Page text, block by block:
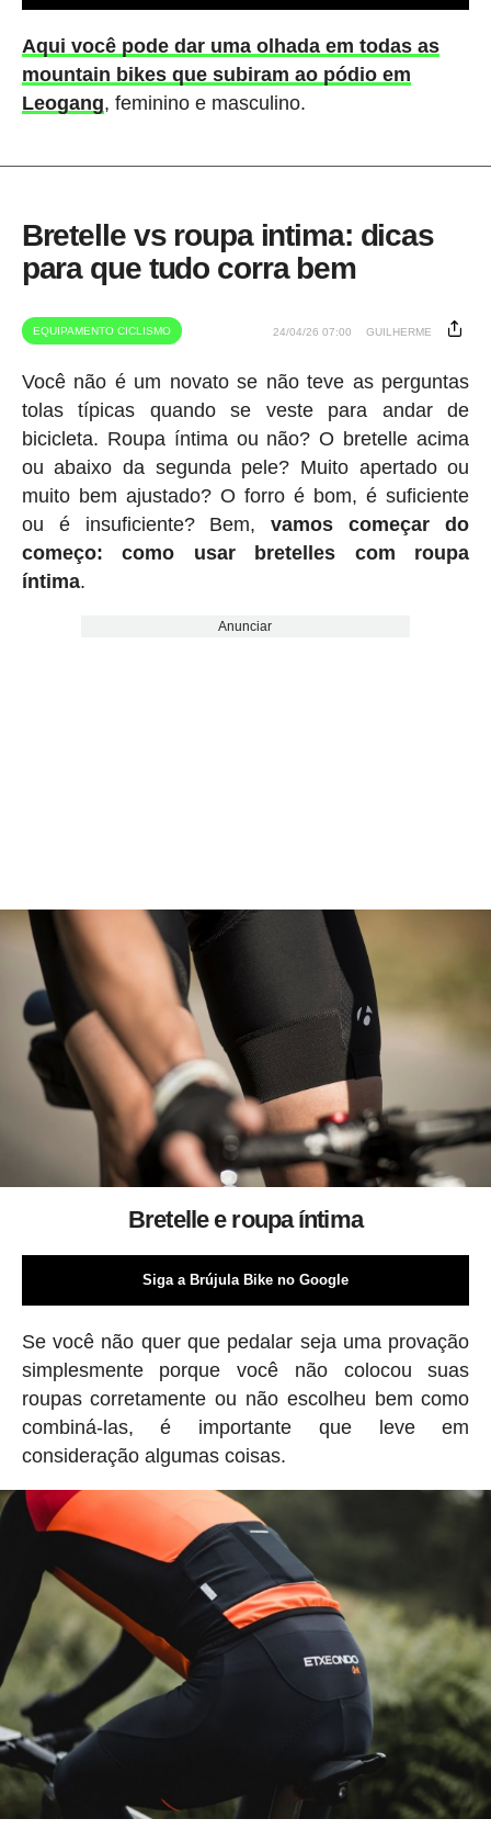
Aqui você pode dar uma olhada em todas as
mountain bikes que subiram ao pódio em
Leogang, feminino e masculino.
Bretelle vs roupa intima: dicas
para que tudo corra bem
EQUIPAMENTO CICLISMO 24/04/26 07:00 GUILHERME
Você não é um novato se não teve as perguntas
tolas típicas quando se veste para andar de
bicicleta. Roupa íntima ou não? O bretelle acima
ou abaixo da segunda pele? Muito apertado ou
muito bem ajustado? O forro é bom, é suficiente
ou é insuficiente? Bem,vamos começar do
começo: como usar bretelles com roupa
íntima.
Anunciar
Bretelle e roupa íntima
Siga a Brújula Bike no Google
Se você não quer que pedalar seja uma provação
simplesmente porque você não colocou suas
roupas corretamente ou não escolheu bem como
combiná-las, é importante que leve em
consideração algumas coisas.